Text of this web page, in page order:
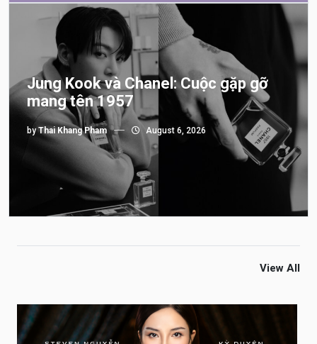
Jung Kook và Chanel: Cuộc gặp gỡ
mang tên 1957
byThai Khang Pham August 6, 2026
View All